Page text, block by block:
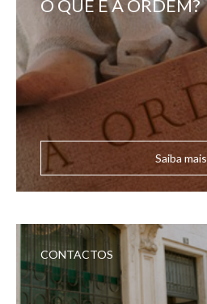
O QUE É A ORDEM?
Saiba mais
CONTACTOS